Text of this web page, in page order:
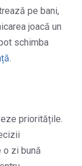
pe bani,
joacă un
schimba
.
prioritățile.
o zi bună